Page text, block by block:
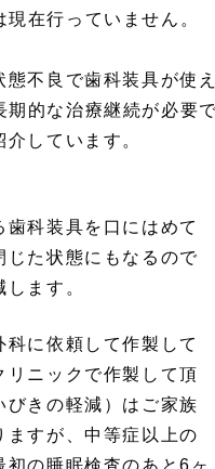
在行っていません。
不良で歯科装具が使
的な治療継続が必要
しています。
科装具を口にはめて
じた状態にもなるので
ます。
に依頼して作製して
リニックで作製して頂
びきの軽減）はご家族
ますが、中等症以上の